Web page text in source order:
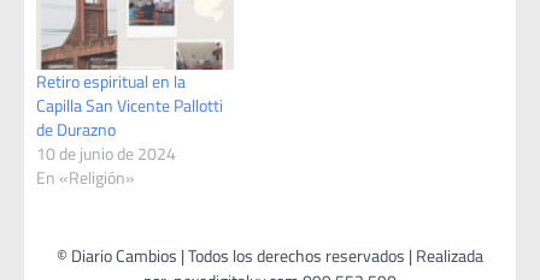
misas en vivo hasta el 10
de enero. 2: Facebook
Padre…
Retiro espiritual en la
Capilla San Vicente Pallotti
de Durazno
10 de junio de 2024
En «Religión»